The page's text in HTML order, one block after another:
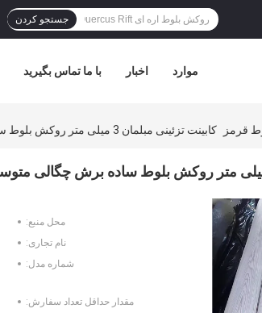
جستجو کردن
با ما تماس بگیرید اخبار موارد
قرمز کابینت تزئینی مبلمان 3 میلی متر روکش بلوط ساده برش چگالی متوسط
محل منبع:
نام تجاری:
شماره مدل:
مقدار حداقل تعداد سفارش: